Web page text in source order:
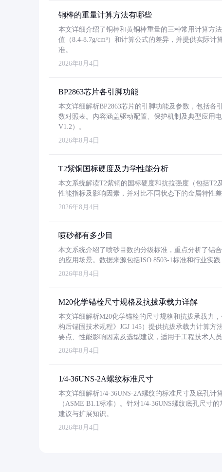
铜棒的重量计算方法有哪些
本文详细介绍了铜棒和黄铜棒重量的三种常用计算方
值（8.4-8.7g/cm³）和计算公式的差异，并提供实际
准。
2026年8月4日
BP2863芯片各引脚功能
本文详细解析BP2863芯片的引脚功能及参数，包括
数对照表。内容涵盖驱动配置、保护机制及典型应用
V1.2）。
2026年8月4日
T2紫铜国标硬度及力学性能分析
本文系统解读T2紫铜的国标硬度和抗拉强度（包括T2
性能指标及影响因素，并对比不同状态下的金属特性
2026年8月4日
喷砂都有多少目
本文系统介绍了喷砂目数的分级标准，重点分析了铝
的应用场景。数据来源包括ISO 8503-1标准和行业实
2026年8月4日
M20化学锚栓尺寸规格及抗拔承载力详解
本文详细解析M20化学锚栓的尺寸规格和抗拔承载力
构后锚固技术规程》JGJ 145）提供抗拔承载力计算
要点、性能影响因素及选型建议，适用于工程技术人员
2026年8月4日
1/4-36UNS-2A螺纹标准尺寸
本文详细解析1/4-36UNS-2A螺纹的标准尺寸及底孔
（ASME B1.1标准）。针对1/4-36UNS螺纹底孔尺寸
建议与扩展知识。
2026年8月4日